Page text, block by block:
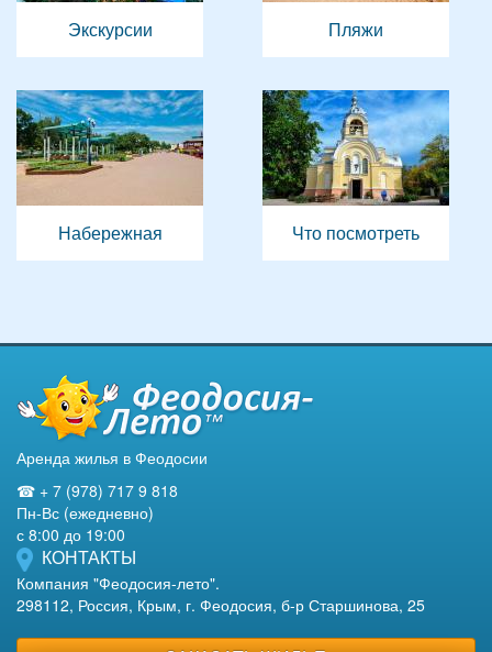
Экскурсии Пляжи
Набережная Что посмотреть
Аренда жилья в Феодосии
☎ + 7 (978) 717 9 818
Пн-Вс (ежедневно)
с 8:00 до 19:00
КОНТАКТЫ
Компания "Феодосия-лето".
298112, Россия, Крым, г. Феодосия, б-р Старшинова, 25